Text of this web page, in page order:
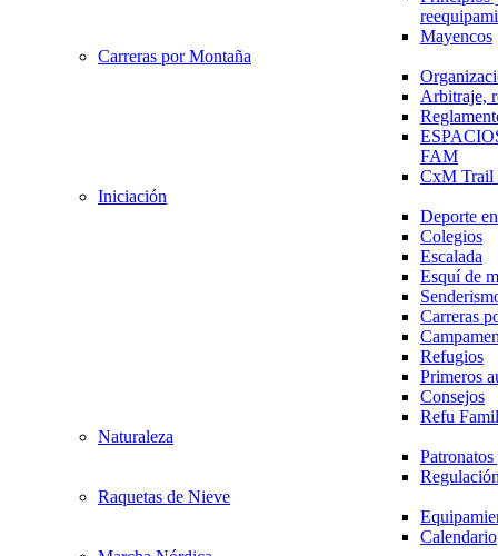
Mayencos
Carreras por Montaña
Arbitraje,
FAM
CxM
Iniciación
Deporte
Colegios
Escalada
Esquí de
Carreras
Refugios
Primeros
Consejos
Refu
Naturaleza
Raquetas de Nieve
Calendario